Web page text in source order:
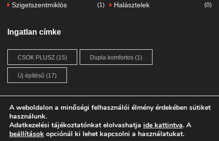
Szigetszentmiklós (1) Halásztelek (0)
Ingatlan címke
CSOK PLUSZ (15) Dupla komfortos (1)
Új építésű (17)
FŐOLDAL ÚJ ÉPÍTÉSŰ INGATLANOK
A weboldalon a minőségi felhasználói élmény érdekében sütiket
használunk.
Adatkezelési tájékoztatónkat elolvashatja ide kattintva. A
beállítások opciónál ki lehet kapcsolni a használatukat.